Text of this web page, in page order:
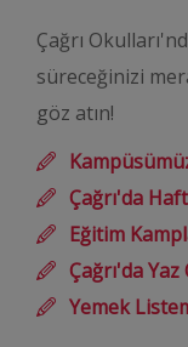
Çağrı
süreceğinizi
göz atın!
Çağrı'da
Eğitim
Çağrı'da
Yemek